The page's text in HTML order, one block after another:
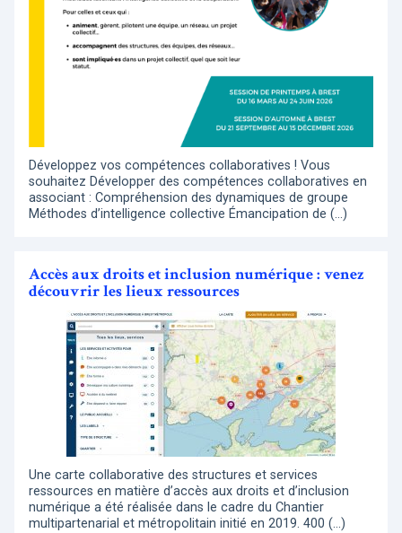
Développez vos compétences collaboratives ! Vous
souhaitez Développer des compétences collaboratives en
associant : Compréhension des dynamiques de groupe
Méthodes d’intelligence collective Émancipation de (…)
Accès aux droits et inclusion numérique : venez
découvrir les lieux ressources
Une carte collaborative des structures et services
ressources en matière d’accès aux droits et d’inclusion
numérique a été réalisée dans le cadre du Chantier
multipartenarial et métropolitain initié en 2019. 400 (…)